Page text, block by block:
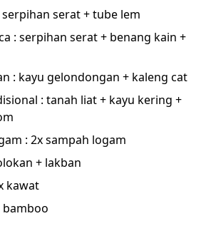
serpihan serat + tube lem
: serpihan serat + benang kain +
: kayu gelondongan + kaleng cat
: tanah liat + kayu kering +
: 2x sampah logam
+ lakban
kawat
bamboo